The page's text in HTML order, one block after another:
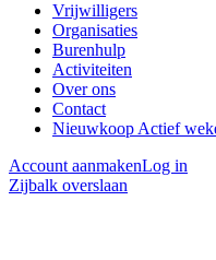
Vrijwilligers
Organisaties
Burenhulp
Activiteiten
Over ons
Contact
Nieuwkoop Actief
Account aanmakenLog in
Zijbalk overslaan